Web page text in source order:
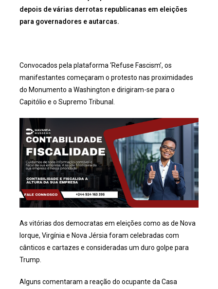
depois de várias derrotas republicanas em eleições
para governadores e autarcas.
Convocados pela plataforma ‘Refuse Fascism’, os
manifestantes começaram o protesto nas proximidades
do Monumento a Washington e dirigiram-se para o
Capitólio e o Supremo Tribunal.
As vitórias dos democratas em eleições como as de Nova
Iorque, Virgínia e Nova Jérsia foram celebradas com
cânticos e cartazes e consideradas um duro golpe para
Trump.
Alguns comentaram a reação do ocupante da Casa